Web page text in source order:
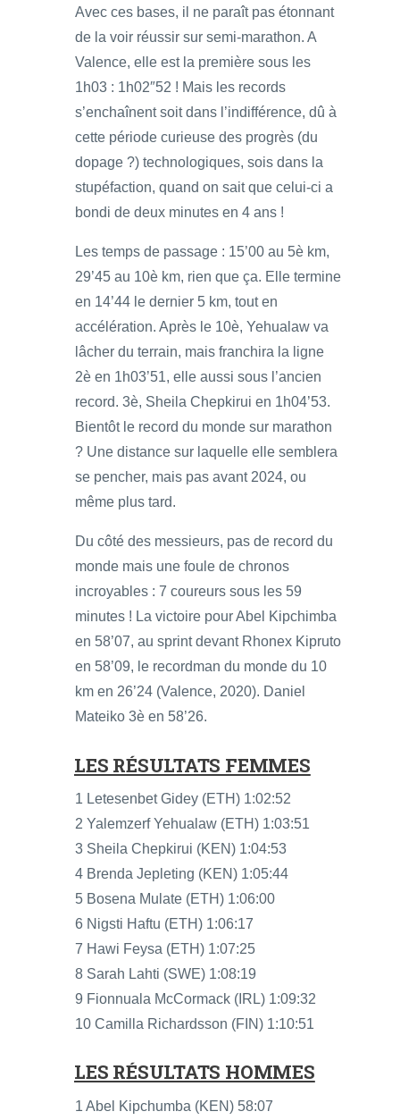
Avec ces bases, il ne paraît pas étonnant
de la voir réussir sur semi-marathon. A
Valence, elle est la première sous les
1h03 : 1h02″52 ! Mais les records
s’enchaînent soit dans l’indifférence, dû à
cette période curieuse des progrès (du
dopage ?) technologiques, sois dans la
stupéfaction, quand on sait que celui-ci a
bondi de deux minutes en 4 ans !
Les temps de passage : 15’00 au 5è km,
29’45 au 10è km, rien que ça. Elle termine
en 14’44 le dernier 5 km, tout en
accélération. Après le 10è, Yehualaw va
lâcher du terrain, mais franchira la ligne
2è en 1h03’51, elle aussi sous l’ancien
record. 3è, Sheila Chepkirui en 1h04’53.
Bientôt le record du monde sur marathon
? Une distance sur laquelle elle semblera
se pencher, mais pas avant 2024, ou
même plus tard.
Du côté des messieurs, pas de record du
monde mais une foule de chronos
incroyables : 7 coureurs sous les 59
minutes ! La victoire pour Abel Kipchimba
en 58’07, au sprint devant Rhonex Kipruto
en 58’09, le recordman du monde du 10
km en 26’24 (Valence, 2020). Daniel
Mateiko 3è en 58’26.
LES RÉSULTATS FEMMES
1 Letesenbet Gidey (ETH) 1:02:52
2 Yalemzerf Yehualaw (ETH) 1:03:51
3 Sheila Chepkirui (KEN) 1:04:53
4 Brenda Jepleting (KEN) 1:05:44
5 Bosena Mulate (ETH) 1:06:00
6 Nigsti Haftu (ETH) 1:06:17
7 Hawi Feysa (ETH) 1:07:25
8 Sarah Lahti (SWE) 1:08:19
9 Fionnuala McCormack (IRL) 1:09:32
10 Camilla Richardsson (FIN) 1:10:51
LES RÉSULTATS HOMMES
1 Abel Kipchumba (KEN) 58:07